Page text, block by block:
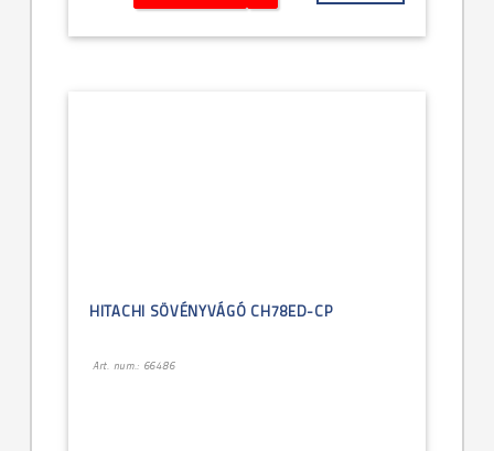
HITACHI SÖVÉNYVÁGÓ CH78ED-CP
Art. num.: 66486